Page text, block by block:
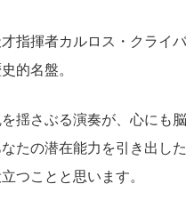
指揮者カルロス・クライ
的名盤。
揺さぶる演奏が、心にも脳
なたの潜在能力を引き出し
つことと思います。